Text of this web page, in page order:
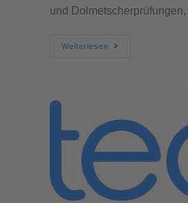
und
Weiterlesen